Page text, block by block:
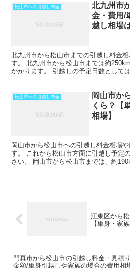
松山市への引越し料金
北九州市
金・費用/
越し相場
北九州市から松山市までの引越し料金
す。 北九州市から松山市までは約
かかります。 引越しの予定日数として
松山市への引越し料金
岡山市か
くら？【
相場】
岡山市から松山市への引越し料金相場
す。 これから松山市方面に引越し予定
さい。 岡山市から松山市までは、約190
江東区から
【単身・家
門真市から松山市の引越し料金・見積り
金額/単身引越しや家族の場合の費用相